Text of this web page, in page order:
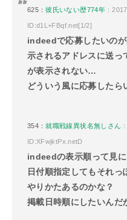
625：彼氏いない歴774年：
ID:d1L+FBqf.net[1/2]
indeedで応募したいの
示されるアドレスに送っ
が表示されない…
どういう風に応募したら
354：就職戦線異状名無しさん
ID:XFwjktPx.netD
indeedの表示順って見に
日付順指定してもそれっ
やりかたあるのかな？
掲載日時順にしたいんだ